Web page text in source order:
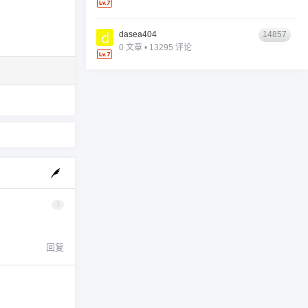
1
回复
dasea404
0 文章 • 13295 评论
14857